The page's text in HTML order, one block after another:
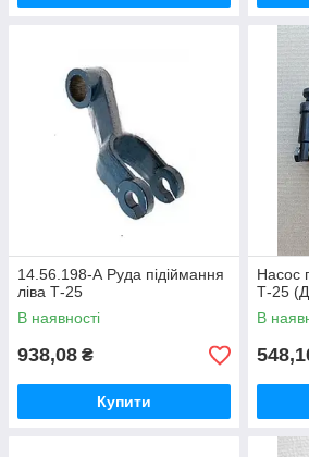
14.56.198-А Руда підіймання
ліва Т-25
В наявності
938,08 ₴
Купити
Насос
Т-25
В